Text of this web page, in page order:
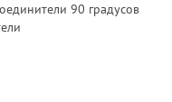
90 градусов